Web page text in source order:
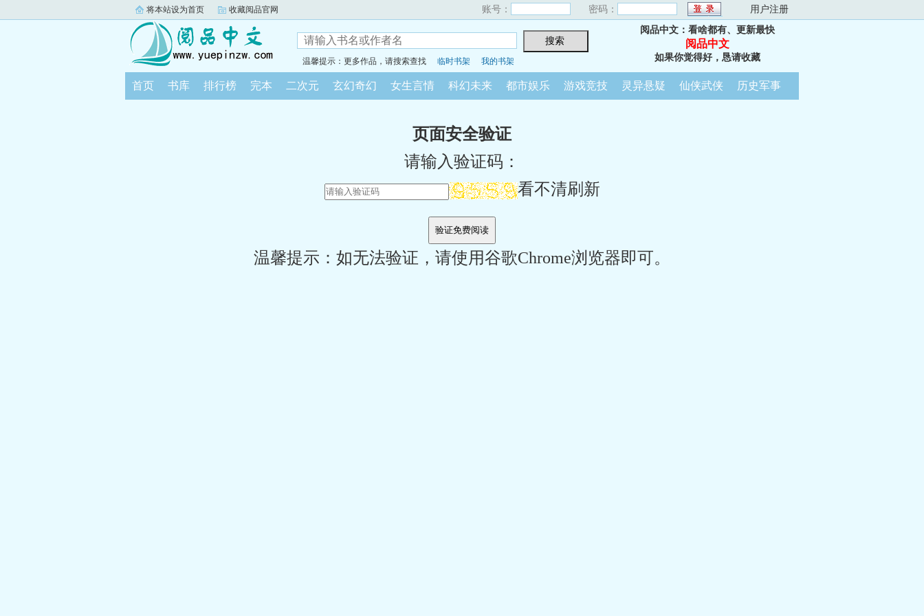
将本站设为首页 收藏阅品官网 账号： 密码： 用户注册
温馨提示：更多作品，请搜索查找 临时书架 我的书架
阅品中文：看啥都有、更新最快
阅品中文
如果你觉得好，恳请收藏
首页 书库 排行榜 完本 二次元 玄幻奇幻 女生言情 科幻未来 都市娱乐 游戏竞技 灵异悬疑 仙侠武侠 历史军事
页面安全验证
请输入验证码：
看不清刷新
温馨提示：如无法验证，请使用谷歌Chrome浏览器即可。